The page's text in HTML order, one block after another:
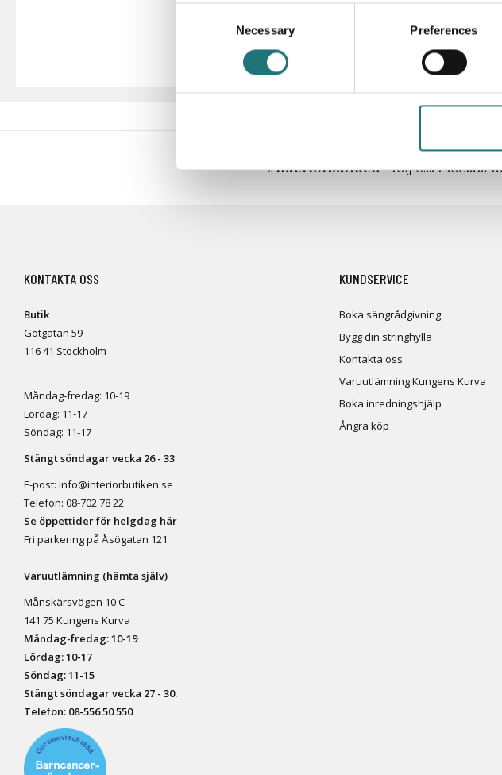
Necessary Preferences
#Interiörbutiken- följ oss i sociala
KONTAKTA OSS
Butik
Götgatan 59
116 41 Stockholm
Måndag-fredag: 10-19
Lördag: 11-17
Söndag: 11-17
Stängt söndagar vecka 26 - 33
E-post: info@interiorbutiken.se
Telefon: 08-702 78 22
Se öppettider för helgdag här
Fri parkering på Åsögatan 121
Varuutlämning (hämta själv)
Månskärsvägen 10 C
141 75 Kungens Kurva
Måndag-fredag: 10-19
Lördag: 10-17
Söndag: 11-15
Stängt söndagar vecka 27 - 30.
Telefon: 08-556 50 550
KUNDSERVICE
Boka sängrådgivning
Bygg din stringhylla
Kontakta oss
Varuutlämning Kungens Kurva
Boka inredningshjälp
Ångra köp